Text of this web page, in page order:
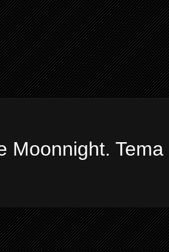
Moonnight.